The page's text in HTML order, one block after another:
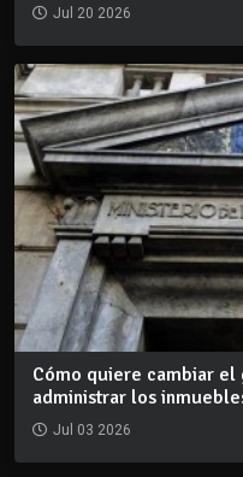
Jul 20 2026
Cómo quiere cambiar
administrar los
Jul 03 2026